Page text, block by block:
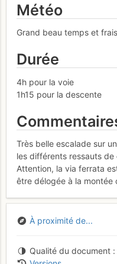
Météo
Grand beau temps et
Durée
4h pour la voie
1h15 pour la descente
Très belle escalade sur
les différents ressauts
Attention, la via ferrata
être délogée à la montée
À proximité de...
Qualité du document